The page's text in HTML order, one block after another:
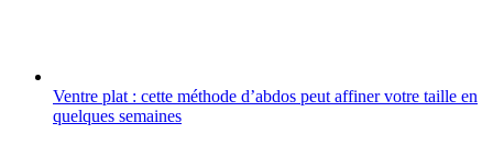
Ventre plat : cette méthode d’abdos peut affiner votre taille en
quelques semaines